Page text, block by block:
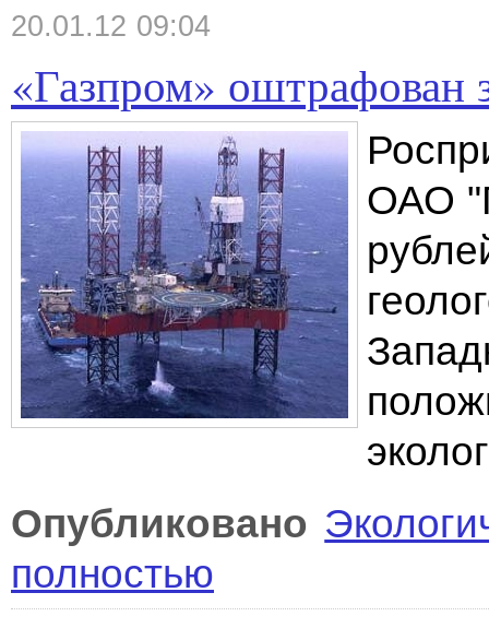
20.01.12 09:04
«Газпром» оштрафован
ОАО
Опубликовано
полностью